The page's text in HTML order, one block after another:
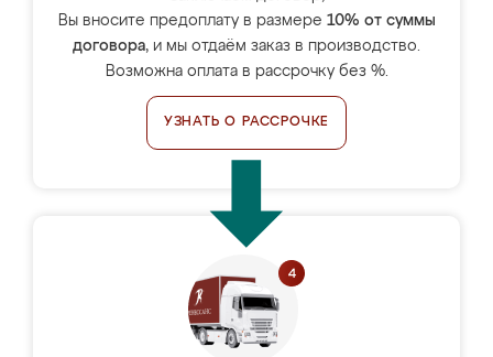
Вы вносите предоплату в размере 10% от суммы
договора, и мы отдаём заказ в производство.
Возможна оплата в рассрочку без %.
УЗНАТЬ О РАССРОЧКЕ